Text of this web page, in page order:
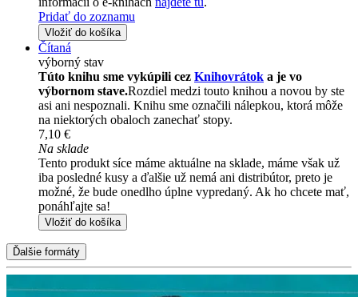
Pridať do zoznamu
Vložiť do košíka
Čítaná
výborný stav
Túto knihu sme vykúpili cez Knihovrátok a je vo
výbornom stave.Rozdiel medzi touto knihou a novou by ste
asi ani nespoznali. Knihu sme označili nálepkou, ktorá môže
na niektorých obaloch zanechať stopy.
7,10 €
Na sklade
Tento produkt síce máme aktuálne na sklade, máme však už
iba posledné kusy a ďalšie už nemá ani distribútor, preto je
možné, že bude onedlho úplne vypredaný. Ak ho chcete mať,
ponáhľajte sa!
Vložiť do košíka
Ďalšie formáty